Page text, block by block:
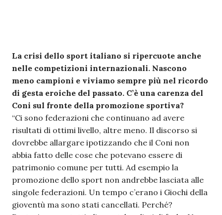
La crisi dello sport italiano si ripercuote anche
nelle competizioni internazionali. Nascono
meno campioni e viviamo sempre più nel ricordo
di gesta eroiche del passato. C’è una carenza del
Coni sul fronte della promozione sportiva?
“Ci sono federazioni che continuano ad avere
risultati di ottimi livello, altre meno. Il discorso si
dovrebbe allargare ipotizzando che il Coni non
abbia fatto delle cose che potevano essere di
patrimonio comune per tutti. Ad esempio la
promozione dello sport non andrebbe lasciata alle
singole federazioni. Un tempo c’erano i Giochi della
gioventù ma sono stati cancellati. Perché?